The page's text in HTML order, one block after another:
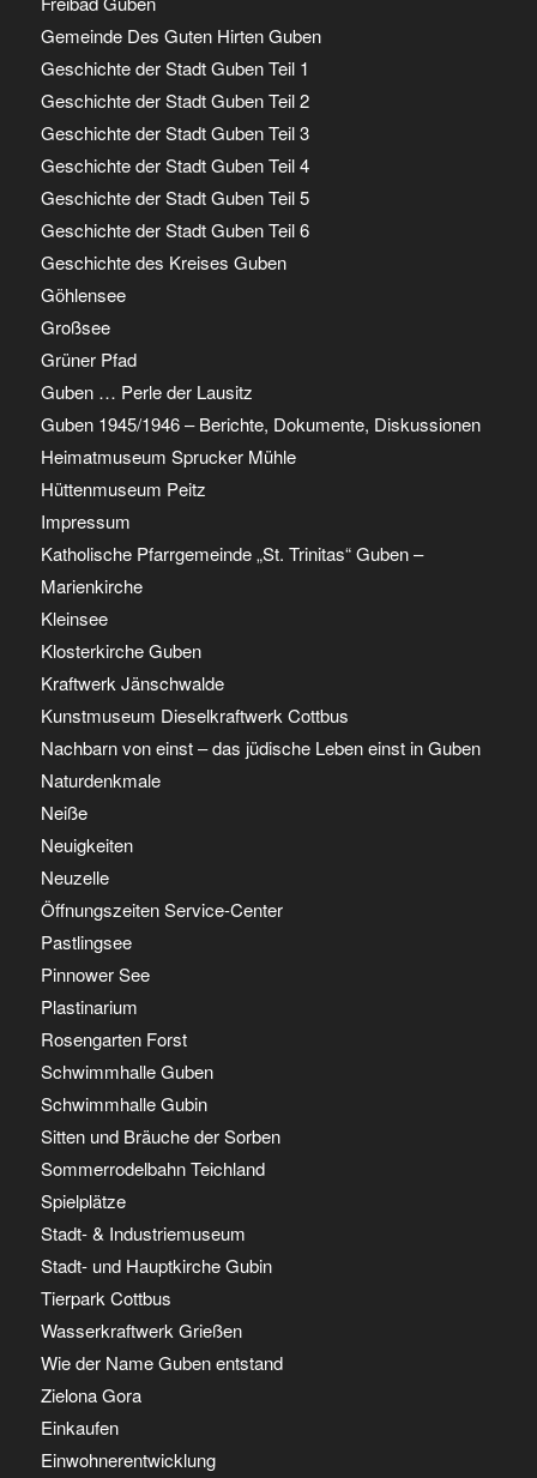
Gemeinde Des Guten Hirten Guben
Geschichte der Stadt Guben Teil 1
Geschichte der Stadt Guben Teil 2
Geschichte der Stadt Guben Teil 3
Geschichte der Stadt Guben Teil 4
Geschichte der Stadt Guben Teil 5
Geschichte der Stadt Guben Teil 6
Geschichte des Kreises Guben
Göhlensee
Großsee
Grüner Pfad
Guben … Perle der Lausitz
Guben 1945/1946 – Berichte, Dokumente, Diskussionen
Heimatmuseum Sprucker Mühle
Hüttenmuseum Peitz
Impressum
Katholische Pfarrgemeinde „St. Trinitas“ Guben –
Marienkirche
Kleinsee
Klosterkirche Guben
Kraftwerk Jänschwalde
Kunstmuseum Dieselkraftwerk Cottbus
Nachbarn von einst – das jüdische Leben einst in Guben
Naturdenkmale
Neiße
Neuigkeiten
Neuzelle
Öffnungszeiten Service-Center
Pastlingsee
Pinnower See
Plastinarium
Rosengarten Forst
Schwimmhalle Guben
Schwimmhalle Gubin
Sitten und Bräuche der Sorben
Sommerrodelbahn Teichland
Spielplätze
Stadt- & Industriemuseum
Stadt- und Hauptkirche Gubin
Tierpark Cottbus
Wasserkraftwerk Grießen
Wie der Name Guben entstand
Zielona Gora
Einkaufen
Einwohnerentwicklung